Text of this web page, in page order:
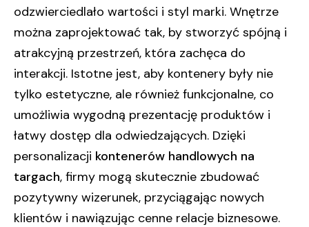
odzwierciedlało wartości i styl marki. Wnętrze
można zaprojektować tak, by stworzyć spójną i
atrakcyjną przestrzeń, która zachęca do
interakcji. Istotne jest, aby kontenery były nie
tylko estetyczne, ale również funkcjonalne, co
umożliwia wygodną prezentację produktów i
łatwy dostęp dla odwiedzających. Dzięki
personalizacji kontenerów handlowych na
targach, firmy mogą skutecznie zbudować
pozytywny wizerunek, przyciągając nowych
klientów i nawiązując cenne relacje biznesowe.